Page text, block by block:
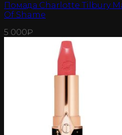
Помада Charlotte Tilbury
Of Shame
5 000₽